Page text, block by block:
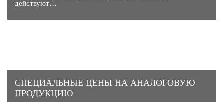
действуют…
CПЕЦИАЛЬНЫЕ ЦЕНЫ НА АНАЛОГОВУЮ
ПРОДУКЦИЮ